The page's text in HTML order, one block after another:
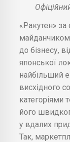
«Ракутен»
майданчиком
до бізнесу,
японської
найбільший
висхідного
категоріями
його
у вдалих
Так,